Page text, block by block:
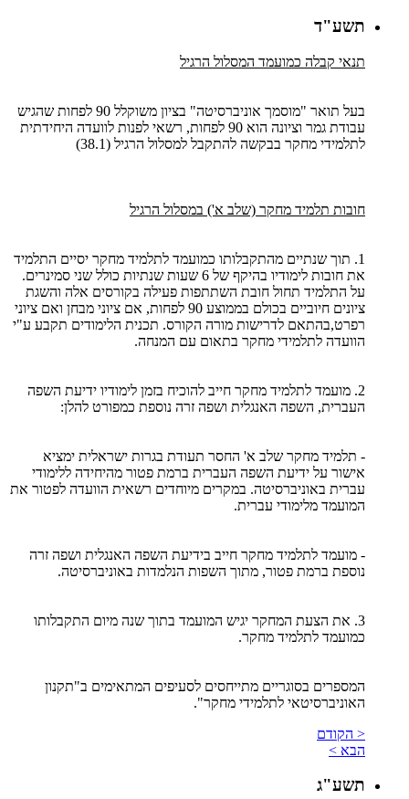
תשע"ד
תנאי קבלה כמועמד המסלול הרגיל
בעל תואר "מוסמך אוניברסיטה" בציון משוקלל 90 לפחות שהגיש
עבודת גמר וציונה הוא 90 לפחות, רשאי לפנות לוועדה היחידתית
לתלמידי מחקר בבקשה להתקבל למסלול הרגיל (38.1)
חובות תלמיד מחקר (שלב א') במסלול הרגיל
1. תוך שנתיים מהתקבלותו כמועמד לתלמיד מחקר יסיים התלמיד
את חובות לימודיו בהיקף של 6 שעות שנתיות כולל שני סמינרים.
על התלמיד תחול חובת השתתפות פעילה בקורסים אלה והשגת
ציונים חיוביים בכולם בממוצע 90 לפחות, אם ציוני מבחן ואם ציוני
רפרט,בהתאם לדרישות מורה הקורס. תכנית הלימודים תקבע ע"י
הוועדה לתלמידי מחקר בתאום עם המנחה.
2. מועמד לתלמיד מחקר חייב להוכיח בזמן לימודיו ידיעת השפה
העברית, השפה האנגלית ושפה זרה נוספת כמפורט להלן:
- תלמיד מחקר שלב א' החסר תעודת בגרות ישראלית ימציא
אישור על ידיעת השפה העברית ברמת פטור מהיחידה ללימודי
עברית באוניברסיטה. במקרים מיוחדים רשאית הוועדה לפטור את
המועמד מלימודי עברית.
- מועמד לתלמיד מחקר חייב בידיעת השפה האנגלית ושפה זרה
נוספת ברמת פטור, מתוך השפות הנלמדות באוניברסיטה.
3. את הצעת המחקר יגיש המועמד בתוך שנה מיום התקבלותו
כמועמד לתלמיד מחקר.
המספרים בסוגריים מתייחסים לסעיפים המתאימים ב"תקנון
האוניברסיטאי לתלמידי מחקר".
< הקודם
הבא >
תשע"ג